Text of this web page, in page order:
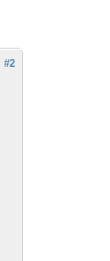
#2